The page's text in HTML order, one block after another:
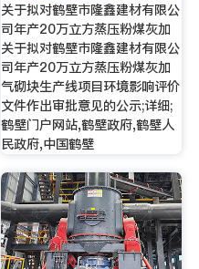
关于拟对鹤壁市隆鑫建材有限公
司年产20万立方蒸压粉煤灰加
关于拟对鹤壁市隆鑫建材有限公
司年产20万立方蒸压粉煤灰加
气砌块生产线项目环境影响评价
文件作出审批意见的公示;详细;
鹤壁门户网站,鹤壁政府,鹤壁人
民政府,中国鹤壁